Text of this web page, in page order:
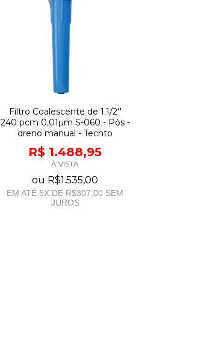
Filtro Coalescente de 1.1/2''
240 pcm 0,01µm S-060 - Pós -
dreno manual - Techto
R$ 1.488,95
À VISTA
ou R$1.535,00
EM ATÉ 5X DE R$307,00 SEM
JUROS